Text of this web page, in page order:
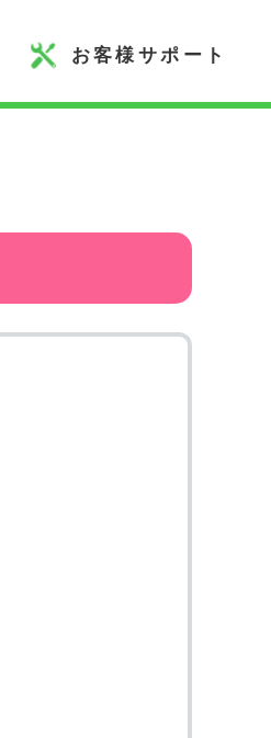
お客様サポート